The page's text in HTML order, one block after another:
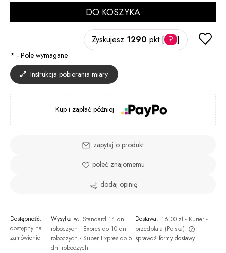
DO KOSZYKA
Zyskujesz 1290 pkt [ ? ]
* - Pole wymagane
Instrukcja pobierania miary
Kup i zapłać później
zapytaj o produkt
poleć znajomemu
dodaj opinię
Dostępność:
dostępny na
zamówienie
Wysyłka w: Standard 14 dni
roboczych - Expres do 10 dni
roboczych - Super Expres do 5
dni roboczych
Dostawa: 16,00 zł - Kurier -
przedpłata (Polska)
Cena nie zawiera ewentualnych kosztów płatnościsprawdź formy dostawy